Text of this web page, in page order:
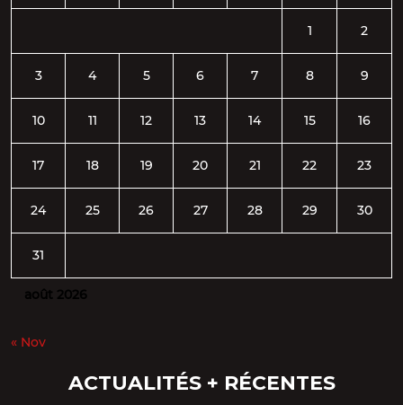
août 2026
1 2
3 4 5 6 7 8 9
10 11 12 13 14 15 16
17 18 19 20 21 22 23
24 25 26 27 28 29 30
31
« Nov
ACTUALITÉS + RÉCENTES